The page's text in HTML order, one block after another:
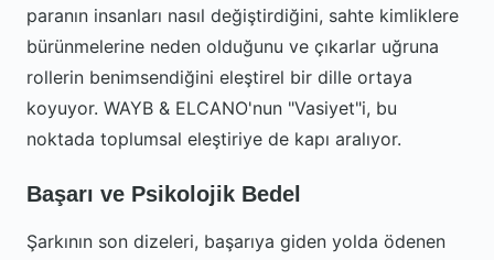
paranın insanları nasıl değiştirdiğini, sahte kimliklere
bürünmelerine neden olduğunu ve çıkarlar uğruna
rollerin benimsendiğini eleştirel bir dille ortaya
koyuyor. WAYB & ELCANO'nun "Vasiyet"i, bu
noktada toplumsal eleştiriye de kapı aralıyor.
Başarı ve Psikolojik Bedel
Şarkının son dizeleri, başarıya giden yolda ödenen